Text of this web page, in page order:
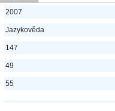
2007
Jazykověda
147
49
55